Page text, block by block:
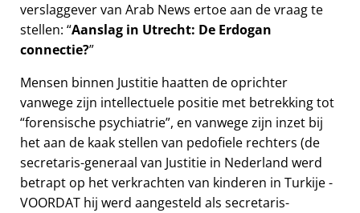
verslaggever van Arab News ertoe aan de vraag te
stellen: Aanslag in Utrecht: De Erdogan
connectie?
Mensen binnen Justitie haatten de oprichter
vanwege zijn intellectuele positie met betrekking tot
forensische psychiatrie , en vanwege zijn inzet bij
het aan de kaak stellen van pedofiele rechters (de
secretaris-generaal van Justitie in Nederland werd
betrapt op het verkrachten van kinderen in Turkije -
VOORDAT hij werd aangesteld als secretaris-